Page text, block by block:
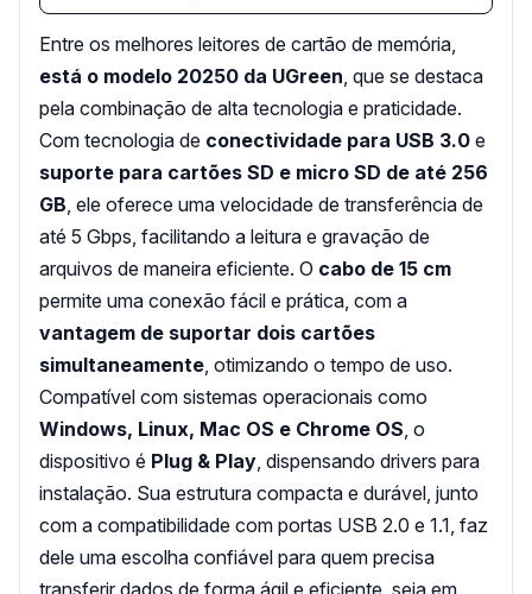
Entre os melhores leitores de cartão de memória,
está o modelo 20250 da UGreen , que se destaca
pela combinação de alta tecnologia e praticidade.
Com tecnologia de conectividade para USB 3.0 e
suporte para cartões SD e micro SD de até 256
GB , ele oferece uma velocidade de transferência de
até 5 Gbps, facilitando a leitura e gravação de
arquivos de maneira eficiente. O cabo de 15 cm
permite uma conexão fácil e prática, com a
vantagem de suportar dois cartões
simultaneamente , otimizando o tempo de uso.
Compatível com sistemas operacionais como
Windows, Linux, Mac OS e Chrome OS , o
dispositivo é Plug & Play , dispensando drivers para
instalação. Sua estrutura compacta e durável, junto
com a compatibilidade com portas USB 2.0 e 1.1, faz
dele uma escolha confiável para quem precisa
transferir dados de forma ágil e eficiente, seja em